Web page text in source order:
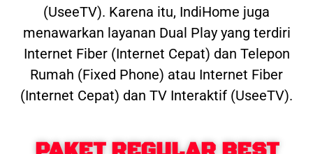
(UseeTV). Karena itu, IndiHome juga
menawarkan layanan Dual Play yang terdiri
Internet Fiber (Internet Cepat) dan Telepon
Rumah (Fixed Phone) atau Internet Fiber
(Internet Cepat) dan TV Interaktif (UseeTV).